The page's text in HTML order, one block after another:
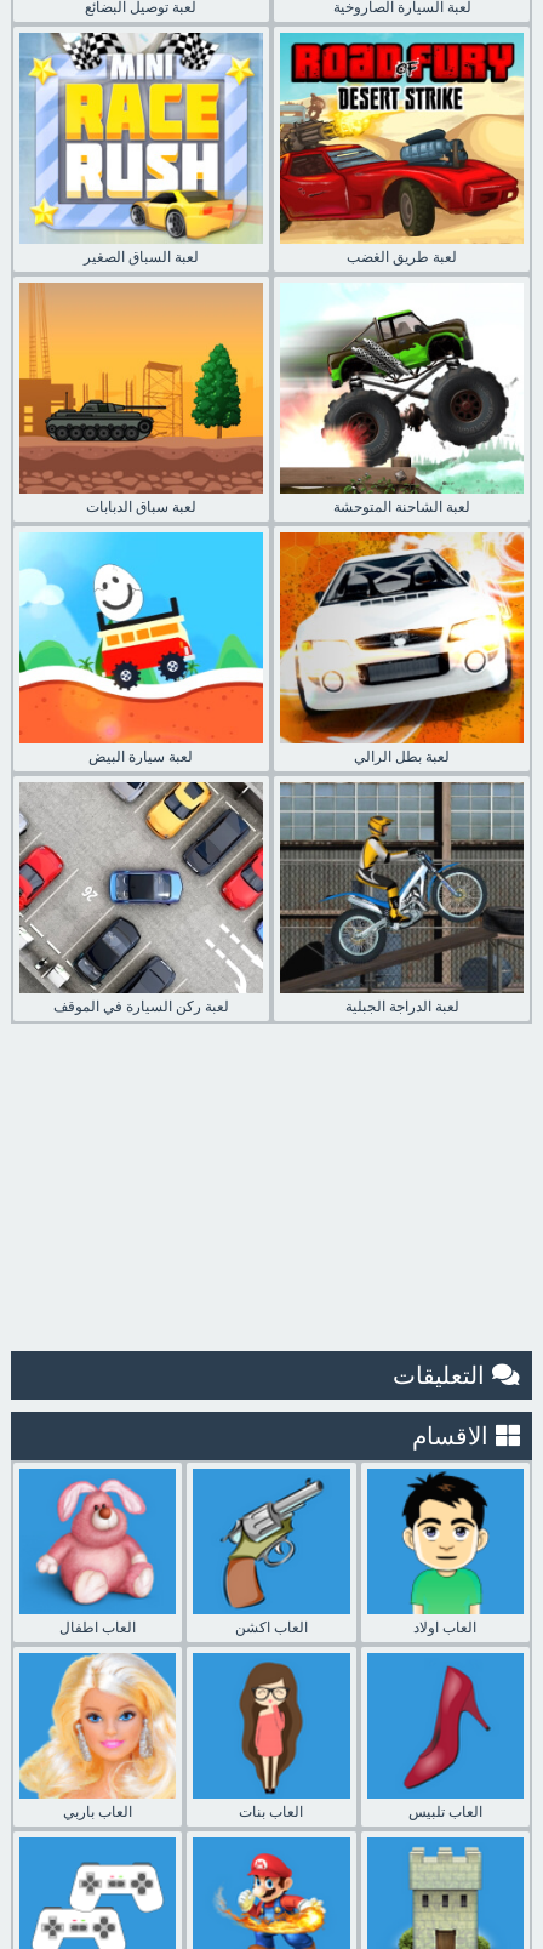
لعبة توصيل البضائع لعبة السيارة الصاروخية
لعبة السباق الصغير لعبة طريق الغضب
لعبة سباق الدبابات لعبة الشاحنة المتوحشة
لعبة سيارة البيض لعبة بطل الرالي
لعبة ركن السيارة في الموقف لعبة الدراجة الجبلية
التعليقات
الاقسام
العاب اطفال العاب اكشن العاب اولاد
العاب باربي العاب بنات العاب تلبيس